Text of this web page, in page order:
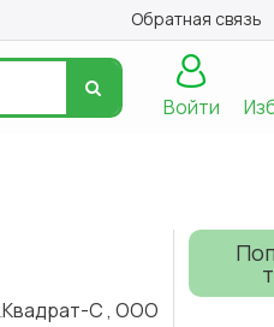
Обратная связь
Войти
Квадрат-С , ООО